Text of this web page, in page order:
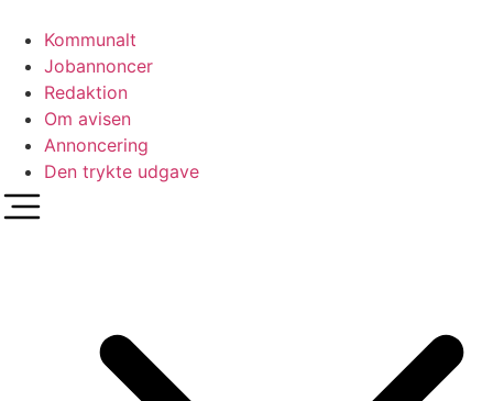
indhold
Kommunalt
Jobannoncer
Redaktion
Om avisen
Annoncering
Den trykte udgave